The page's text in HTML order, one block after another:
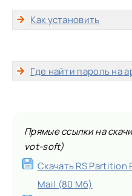
Как установить
Где найти пароль на
Прямые ссылки на
vot-soft)
Скачать RS Partition
Mail (80 Мб)